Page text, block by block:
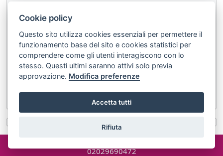
al pagamento delle spese processuali e della somma di
Euro tremila in favore della cassa delle ammende.
Così deciso il 28 maggio 2025
02029690472
Cookie policy
Questo sito utilizza cookies essenziali per permettere il
funzionamento base del sito e cookies statistici per
comprendere come gli utenti interagiscono con lo
stesso. Questi ultimi saranno attivi solo previa
approvazione. Modifica preferenze
Accetta tutti
Rifiuta